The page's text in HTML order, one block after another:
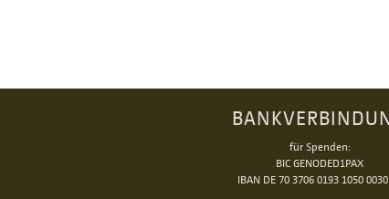
für Spenden:
BIC GENODED1PAX
IBAN DE 70 3706 0193 1050